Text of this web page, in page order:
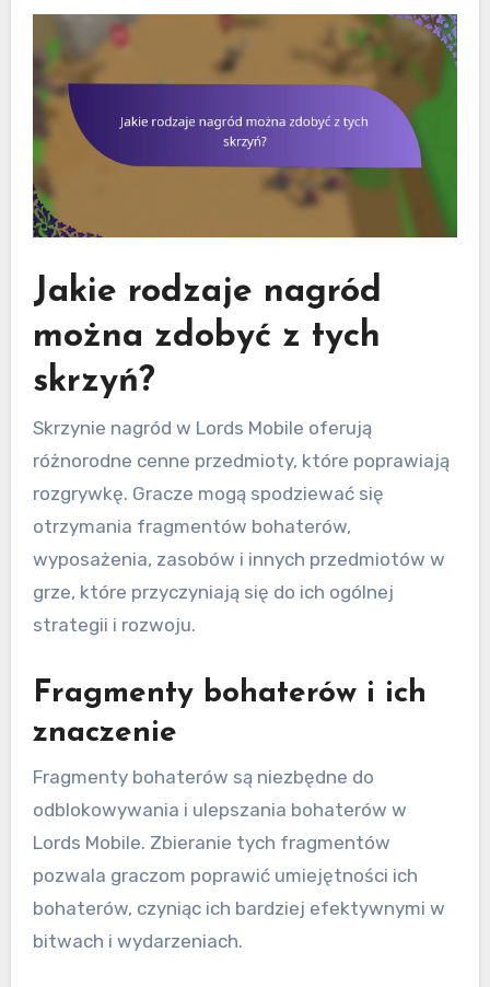
Jakie rodzaje nagród
można zdobyć z tych
skrzyń?
Skrzynie nagród w Lords Mobile oferują
różnorodne cenne przedmioty, które poprawiają
rozgrywkę. Gracze mogą spodziewać się
otrzymania fragmentów bohaterów,
wyposażenia, zasobów i innych przedmiotów w
grze, które przyczyniają się do ich ogólnej
strategii i rozwoju.
Fragmenty bohaterów i ich
znaczenie
Fragmenty bohaterów są niezbędne do
odblokowywania i ulepszania bohaterów w
Lords Mobile. Zbieranie tych fragmentów
pozwala graczom poprawić umiejętności ich
bohaterów, czyniąc ich bardziej efektywnymi w
bitwach i wydarzeniach.